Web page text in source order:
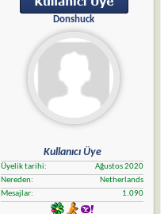
Donshuck
Kullanıcı Üye
Üyelik tarihi
Ağustos 2020
Nereden
Netherlands
Mesajlar
1.090